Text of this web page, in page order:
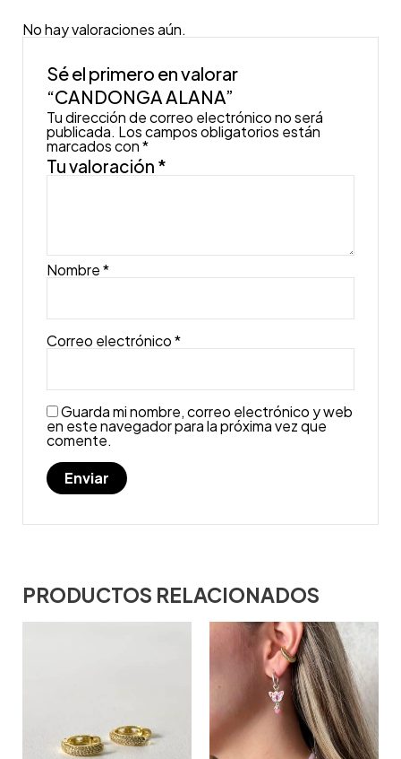
No hay valoraciones aún.
Sé el primero en valorar
“CANDONGA ALANA”
Tu dirección de correo electrónico no será
publicada. Los campos obligatorios están
marcados con*
Tu valoración *
Nombre*
Correo electrónico*
Guarda mi nombre, correo electrónico y web
en este navegador para la próxima vez que
comente.
PRODUCTOS RELACIONADOS